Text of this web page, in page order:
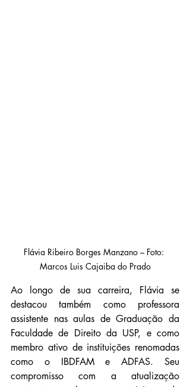
Flávia Ribeiro Borges Manzano – Foto:
Marcos Luis Cajaiba do Prado
Ao longo de sua carreira, Flávia se
destacou também como professora
assistente nas aulas de Graduação da
Faculdade de Direito da USP, e como
membro ativo de instituições renomadas
como o IBDFAM e ADFAS. Seu
compromisso com a atualização